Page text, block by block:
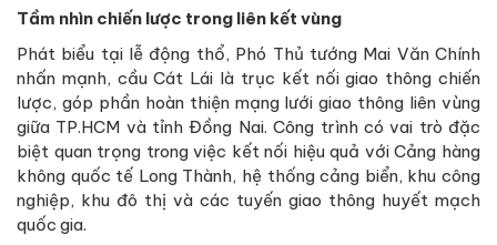
Tầm nhìn chiến lược trong liên kết vùng
Phát biểu tại lễ động thổ, Phó Thủ tướng Mai Văn Chính
nhấn mạnh, cầu Cát Lái là trục kết nối giao thông chiến
lược, góp phần hoàn thiện mạng lưới giao thông liên vùng
giữa TP.HCM và tỉnh Đồng Nai. Công trình có vai trò đặc
biệt quan trọng trong việc kết nối hiệu quả với Cảng hàng
không quốc tế Long Thành, hệ thống cảng biển, khu công
nghiệp, khu đô thị và các tuyến giao thông huyết mạch
quốc gia.